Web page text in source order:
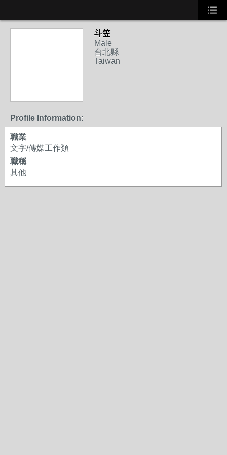
斗笠
Male
台北縣
Taiwan
Profile Information:
職業
文字/傳媒工作類
職稱
其他